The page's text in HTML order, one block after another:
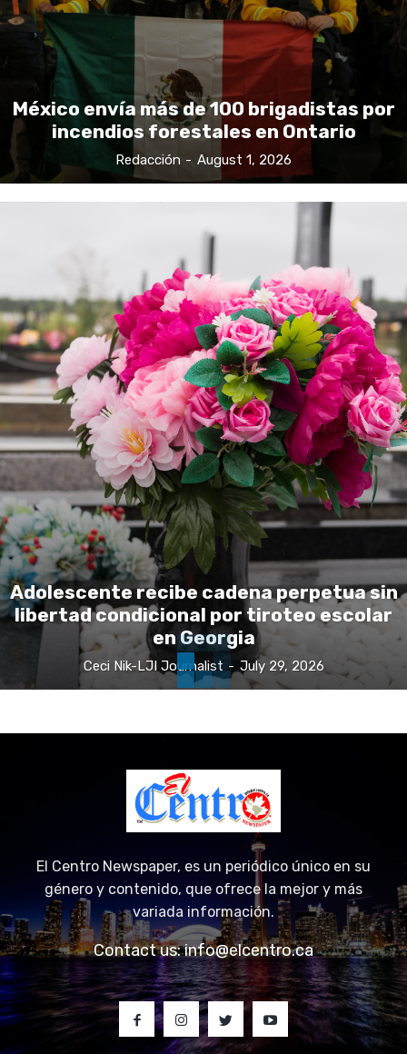
México envía más de 100 brigadistas por
incendios forestales en Ontario
Redacción - August 1, 2026
Adolescente recibe cadena perpetua sin
libertad condicional por tiroteo escolar
en Georgia
Ceci Nik-LJI Journalist - July 29, 2026
El Centro Newspaper, es un periódico único en su
género y contenido, que ofrece la mejor y más
variada información.
Contact us:info@elcentro.ca